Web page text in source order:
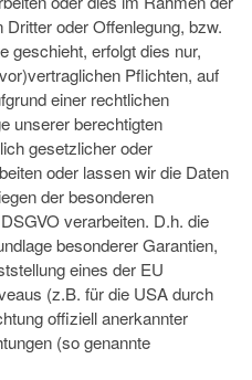
oder Offenlegung, bzw.
geschieht, erfolgt dies nur,
Pflichten, auf
einer rechtlichen
unserer berechtigten
gesetzlicher oder
oder lassen wir die Daten
der besonderen
verarbeiten. D.h. die
besonderer Garantien,
eines der EU
(z.B. für die USA durch
offiziell anerkannter
(so genannte